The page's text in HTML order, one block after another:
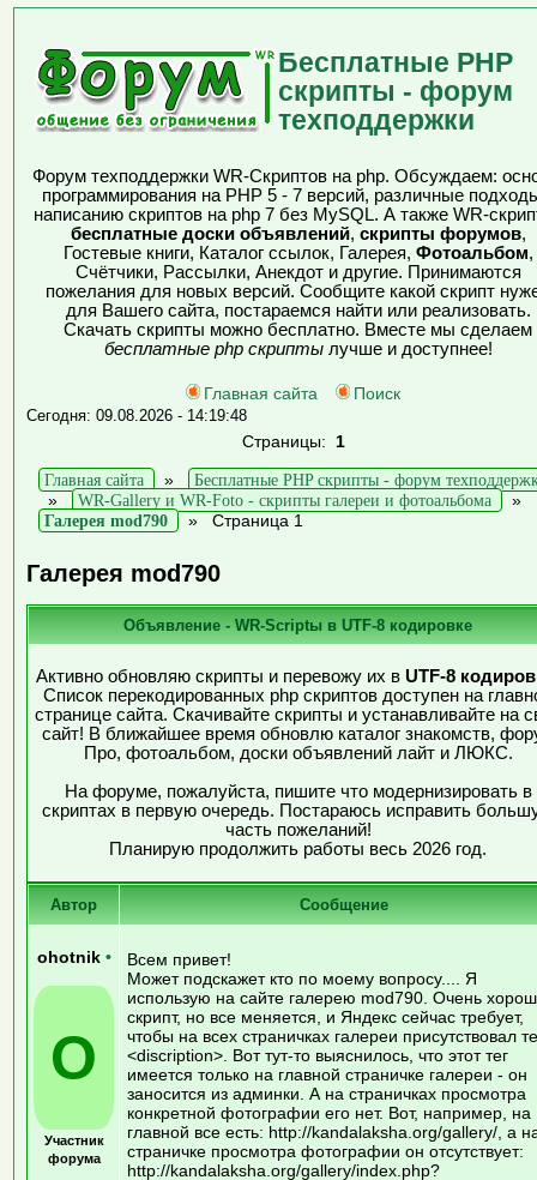
Бесплатные PHP
скрипты - форум
техподдержки
Форум техподдержки WR-Скриптов на php. Обсуждаем:
программирования на PHP 5 - 7 версий, различные
написанию скриптов на php 7 без MySQL. А также WR-
бесплатные доски объявлений, скрипты форумов,
Гостевые книги, Каталог ссылок, Галерея, Фотоальбом,
Счётчики, Рассылки, Анекдот и другие. Принимаются
пожелания для новых версий. Сообщите какой скрипт
для Вашего сайта, постараемся найти или реализовать.
Скачать скрипты можно бесплатно. Вместе мы сделаем
бесплатные php скриптылучше и доступнее!
Главная сайта Поиск
Сегодня: 09.08.2026 - 14:19:48
Страницы: 1
Главная сайта
»
Бесплатные PHP скрипты - форум
»
WR-Gallery и WR-Foto - скрипты галереи и фотоальбома
»
Галерея mod790
» Страница 1
Галерея mod790
Объявление - WR-Scriptы в UTF-8 кодировке
Активно обновляю скрипты и перевожу их в UTF-8
Список перекодированных php скриптов доступен на
странице сайта. Скачивайте скрипты и устанавливайте на
сайт! В ближайшее время обновлю каталог знакомств,
Про, фотоальбом, доски объявлений лайт и ЛЮКС.
На форуме, пожалуйста, пишите что модернизировать в
скриптах в первую очередь. Постараюсь исправить
часть пожеланий!
Планирую продолжить работы весь 2026 год.
Автор Сообщение
ohotnik •
O
Участник
форума
Всем привет!
Может подскажет кто по моему вопросу.... Я
использую на сайте галерею mod790. Очень
скрипт, но все меняется, и Яндекс сейчас требует,
чтобы на всех страничках галереи присутствовал
<discription>. Вот тут-то выяснилось, что этот тег
имеется только на главной страничке галереи - он
заносится из админки. А на страничках просмотра
конкретной фотографии его нет. Вот, например, на
главной все есть: http://kandalaksha.org/gallery/, а
страничке просмотра фотографии он отсутствует:
http://kandalaksha.org/gallery/index.php?